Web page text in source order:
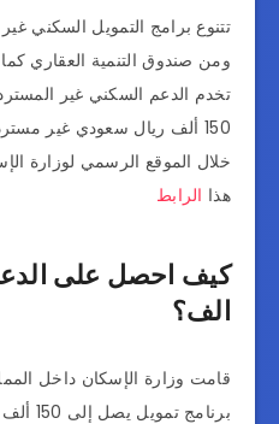
تتنوع برامج التمويل السكني
ومن صندوق التنمية العقاري
تخدم الدعم السكني غير
150 ألف ريال سعودي غير
خلال الموقع الرسمي لوزارة
هذا الرابط
الف؟
قامت وزارة الإسكان داخل